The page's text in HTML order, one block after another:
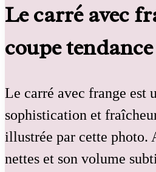
Le carré avec
coupe
Le carré avec frange est
sophistication et
illustrée par cette photo.
nettes et son volume